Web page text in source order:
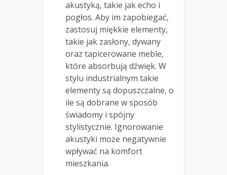
akustyką, takie jak echo i
pogłos. Aby im zapobiegać,
zastosuj miękkie elementy,
takie jak zasłony, dywany
oraz tapicerowane meble,
które absorbują dźwięk. W
stylu industrialnym takie
elementy są dopuszczalne, o
ile są dobrane w sposób
świadomy i spójny
stylistycznie. Ignorowanie
akustyki może negatywnie
wpływać na komfort
mieszkania.